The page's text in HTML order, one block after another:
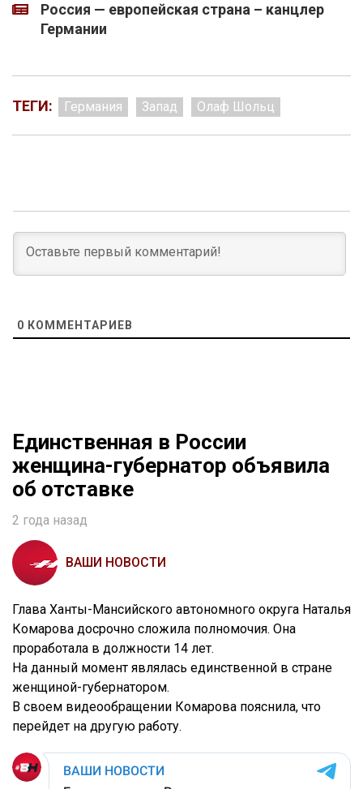
Россия — европейская страна – канцлер
Германии
ТЕГИ: Германия Запад Олаф Шольц
0 КОММЕНТАРИЕВ
Единственная в России
женщина-губернатор объявила
об отставке
2 года назад
ВАШИ НОВОСТИ
Глава Ханты-Мансийского автономного округа Наталья
Комарова досрочно сложила полномочия. Она
проработала в должности 14 лет.
На данный момент являлась единственной в стране
женщиной-губернатором.
В своем видеообращении Комарова пояснила, что
перейдет на другую работу.